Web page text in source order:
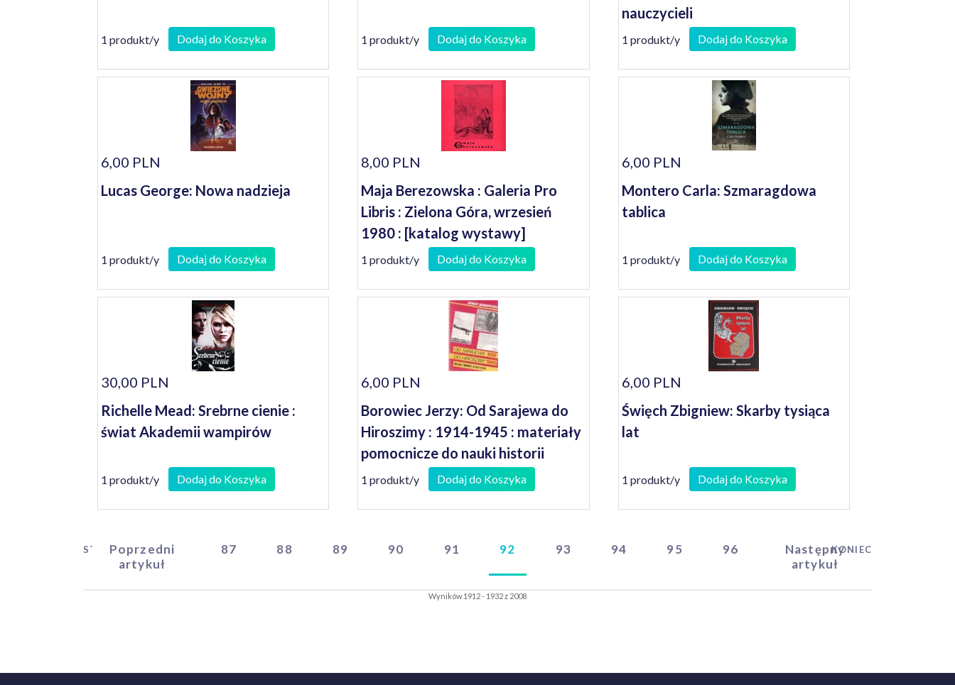
1 produkt/y Dodaj do Koszyka 1 produkt/y Dodaj do Koszyka
nauczycieli
1 produkt/y Dodaj do Koszyka
6,00 PLN
Lucas George: Nowa nadzieja
1 produkt/y Dodaj do Koszyka
8,00 PLN
Maja Berezowska : Galeria Pro
Libris : Zielona Góra, wrzesień
1980 : [katalog wystawy]
1 produkt/y Dodaj do Koszyka
6,00 PLN
Montero Carla: Szmaragdowa
tablica
1 produkt/y Dodaj do Koszyka
30,00 PLN
Richelle Mead: Srebrne cienie :
świat Akademii wampirów
1 produkt/y Dodaj do Koszyka
6,00 PLN
Borowiec Jerzy: Od Sarajewa do
Hiroszimy : 1914-1945 : materiały
pomocnicze do nauki historii
1 produkt/y Dodaj do Koszyka
6,00 PLN
Święch Zbigniew: Skarby tysiąca
lat
1 produkt/y Dodaj do Koszyka
STARTPoprzedni
artykuł
87 88 89 90 91 92 93 94 95 96
Następny
artykuł
KONIEC
Wyników 1912 - 1932 z 2008